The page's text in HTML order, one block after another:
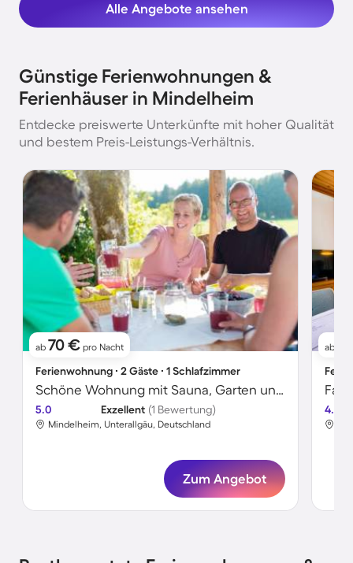
Alle Angebote ansehen
Günstige Ferienwohnungen &
Ferienhäuser in Mindelheim
Entdecke preiswerte Unterkünfte mit hoher Qualität
und bestem Preis-Leistungs-Verhältnis.
ab 70 € pro Nacht
Ferienwohnung ∙ 2 Gäste ∙ 1 Schlafzimmer
Schöne Wohnung mit Sauna, Garten und Grill
5.0 Exzellent (1 Bewertung)
Mindelheim, Unterallgäu, Deutschland
Zum Angebot
ab
4.7